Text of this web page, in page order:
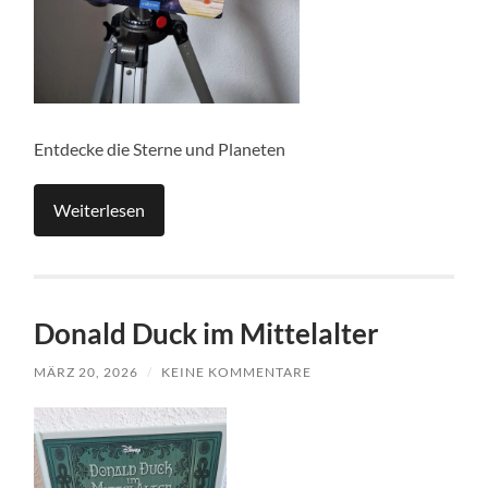
Entdecke die Sterne und Planeten
Weiterlesen
Donald Duck im Mittelalter
MÄRZ 20, 2026 / KEINE KOMMENTARE